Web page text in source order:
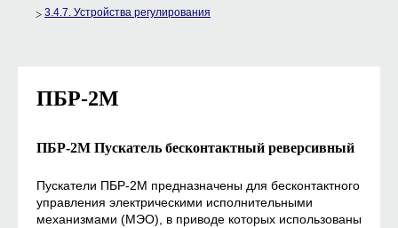
3.4.7. Устройства регулирования
ПБР-2М
ПБР-2М Пускатель бесконтактный реверсивный
Пускатели ПБР-2М предназначены для бесконтактного
управления электрическими исполнительными
механизмами (МЭО), в приводе которых использованы